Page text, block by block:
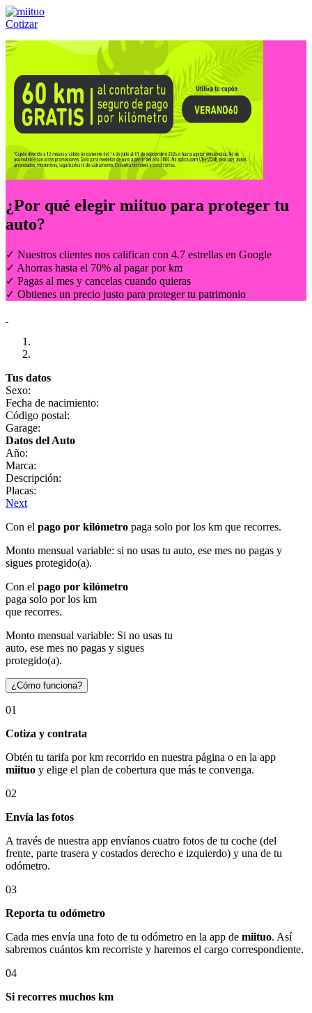
Cotizar
Llámanos al:(55) 84-21-05-00 ó
¿Por qué elegir miituo para proteger tu
auto?
✓ Nuestros clientes nos califican con 4.7 estrellas en Google
✓ Ahorras hasta el 70% al pagar por km
✓ Pagas al mes y cancelas cuando quieras
✓ Obtienes un precio justo para proteger tu patrimonio
Tus datos
Sexo:
Fecha de nacimiento:
Código postal:
Garage:
Datos del Auto
Año:
Marca:
Descripción:
Placas:
Next
Con el pago por kilómetro paga solo por los km que recorres.
Monto mensual variable: si no usas tu auto, ese mes no pagas y
sigues protegido(a).
Con el pago por kilómetro
paga solo por los km
que recorres.
Monto mensual variable: Si no usas tu
auto, ese mes no pagas y sigues
protegido(a).
¿Cómo funciona?
01
Cotiza y contrata
Obtén tu tarifa por km recorrido en nuestra página o en la app
miituo y elige el plan de cobertura que más te convenga.
02
Envía las fotos
A través de nuestra app envíanos cuatro fotos de tu coche (del
frente, parte trasera y costados derecho e izquierdo) y una de tu
odómetro.
03
Reporta tu odómetro
Cada mes envía una foto de tu odómetro en la app de miituo. Así
sabremos cuántos km recorriste y haremos el cargo correspondiente.
04
Si recorres muchos km